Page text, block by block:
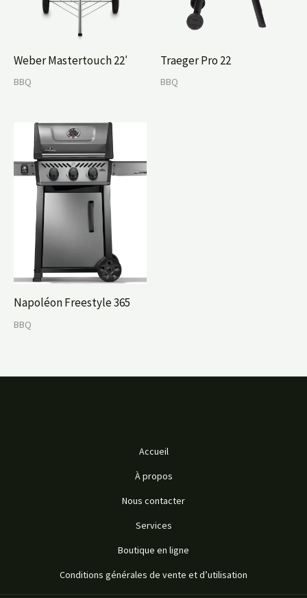
Weber Mastertouch 22′
BBQ
Traeger Pro 22
BBQ
Napoléon Freestyle 365
BBQ
Accueil
À propos
Nous contacter
Services
Boutique en ligne
Conditions générales de vente et d’utilisation